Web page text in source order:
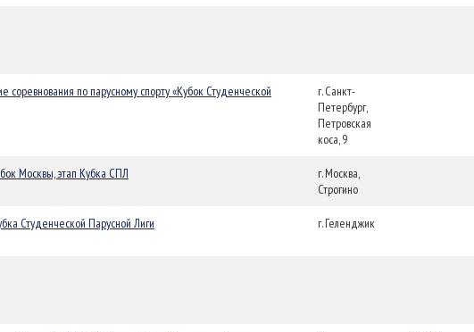
соревнования по парусному спорту «Кубок Студенческой
г. Санкт-
Петербург,
Петровская
коса, 9
Москвы, этап Кубка СПЛ
г. Москва,
Строгино
Студенческой Парусной Лиги
г. Геленджик